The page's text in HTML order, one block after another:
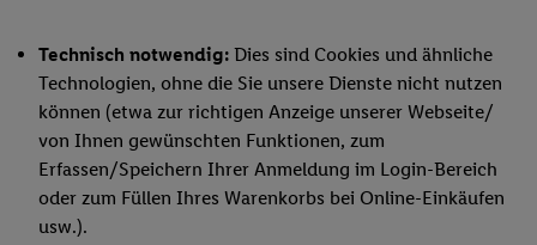
Technisch notwendig: Dies sind Cookies und ähnliche
Technologien, ohne die Sie unsere Dienste nicht nutzen
können (etwa zur richtigen Anzeige unserer Webseite/
von Ihnen gewünschten Funktionen, zum
Erfassen/Speichern Ihrer Anmeldung im Login-Bereich
oder zum Füllen Ihres Warenkorbs bei Online-Einkäufen
usw.).